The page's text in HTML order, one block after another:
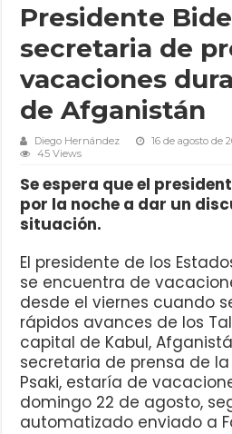
Presidente
secretaria de
vacaciones
de Afganistán
Diego Hernández 16 de agosto de
45 Views
Se espera que el
por la noche a dar un
situación.
El presidente de los
se encuentra de
desde el viernes cuando
rápidos avances de los
capital de Kabul,
secretaria de prensa de
Psaki, estaría de
domingo 22 de agosto,
automatizado enviado a